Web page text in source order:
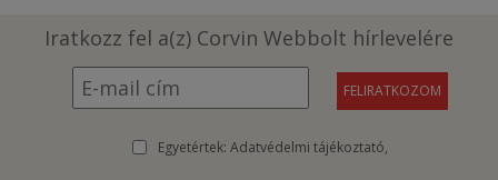
Iratkozz fel a(z) Corvin Webbolt hírlevelére
Egyetértek: Adatvédelmi tájékoztató